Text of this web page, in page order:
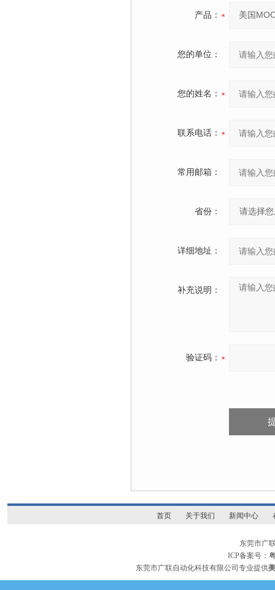
产品：
您的单位：
您的姓名：
联系电话：
常用邮箱：
省份：
详细地址：
补充说明：
验证码：
首页 关于我们 新闻中心
东莞市广
ICP备案号：
东莞市广联自动化科技有限公司专业提供